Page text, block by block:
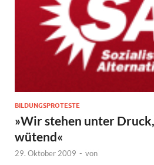
BILDUNGSPROTESTE
»Wir stehen unter
wütend«
29. Oktober 2009 - von